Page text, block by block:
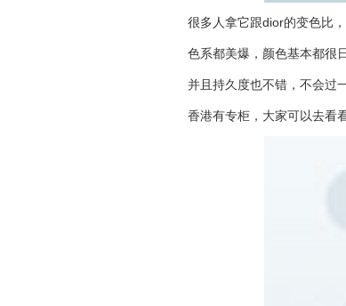
很多人拿它跟dior的变色比
色系都美爆，颜色基本都很
并且持久度也不错，不会过
香港有专柜，大家可以去看看